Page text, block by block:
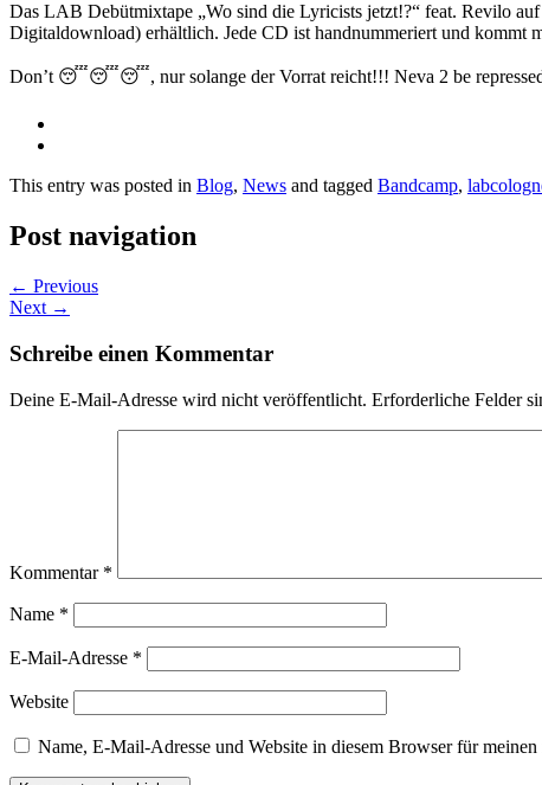
Das LAB Debütmixtape „Wo sind die Lyricists jetzt!?“ feat. Revilo
Digitaldownload) erhältlich. Jede CD ist handnummeriert und kommt
Don’t 😴😴😴, nur solange der Vorrat reicht!!! Neva 2 be
This entry was posted in Blog, News and tagged Bandcamp,
Post navigation
← Previous
Next →
Schreibe einen Kommentar
Deine E-Mail-Adresse wird nicht veröffentlicht. Erforderliche Felder
Kommentar *
Name *
E-Mail-Adresse *
Website
Name, E-Mail-Adresse und Website in diesem Browser für meinen